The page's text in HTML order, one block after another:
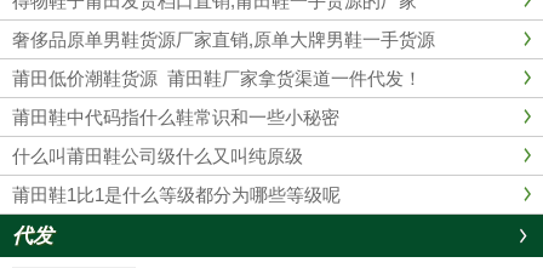
放上橘子皮。2、用棉花沾些酒精塞入球鞋里，
这样经过一夜以后，棉花已经乾......
奢侈品原单男鞋货源厂家直销,原单大牌男鞋一手货源
莆田低价潮鞋货源 莆田鞋厂家拿货渠道一件代发！
莆田鞋中代码指什么鞋常识和一些小秘密
什么叫莆田鞋公司级什么又叫纯原级
莆田鞋1比1是什么等级都分为哪些等级呢
代发